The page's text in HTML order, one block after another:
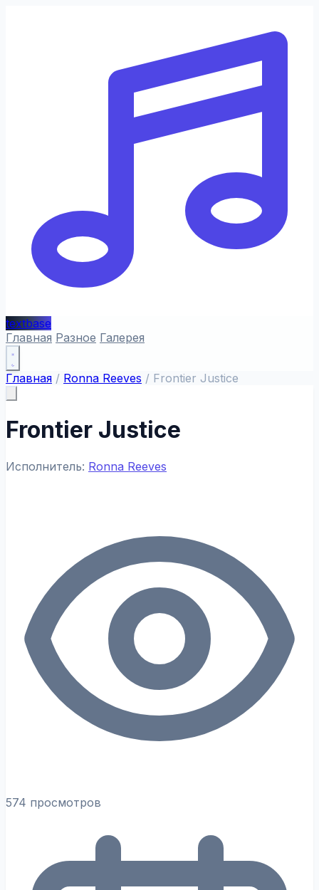
textbase
Главная Разное Галерея
Главная / Ronna Reeves / Frontier Justice
Frontier Justice
Исполнитель: Ronna Reeves
574 просмотров